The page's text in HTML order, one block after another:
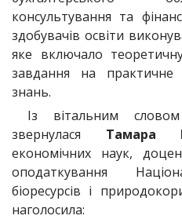
консультування та
здобувачів освіти
яке включало
завдання на практичне
знань.
Із вітальним
звернулася Тамара
економічних наук,
оподаткування
біоресурсів і
наголосила: